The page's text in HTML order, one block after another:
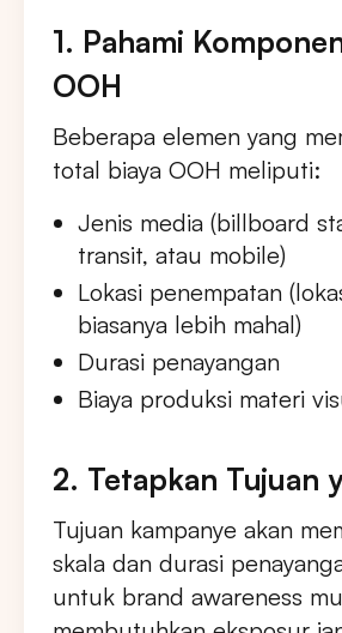
1. Pahami
OOH
Beberapa elemen yang
total biaya OOH meliputi:
Jenis media (billboard
transit, atau mobile)
Lokasi penempatan
biasanya lebih mahal)
Durasi penayangan
Biaya produksi materi
2. Tetapkan Tujuan
Tujuan kampanye akan
skala dan durasi
untuk brand awareness